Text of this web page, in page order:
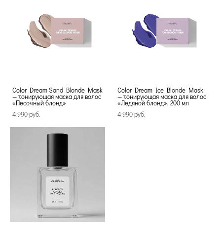
Color Dream Sand Blonde Mask
— тонирующая маска для волос
«Песочный блонд»
4 990 pуб.
Color Dream Ice Blonde Mask
— тонирующая маска для волос
«Ледяной блонд», 200 мл
4 990 pуб.